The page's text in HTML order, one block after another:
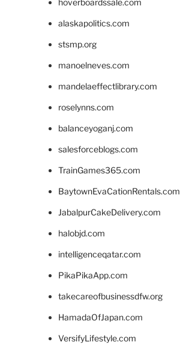
hoverboardssale.com
alaskapolitics.com
stsmp.org
manoelneves.com
mandelaeffectlibrary.com
roselynns.com
balanceyoganj.com
salesforceblogs.com
TrainGames365.com
BaytownEvaCationRentals.com
JabalpurCakeDelivery.com
halobjd.com
intelligenceqatar.com
PikaPikaApp.com
takecareofbusinessdfw.org
HamadaOfJapan.com
VersifyLifestyle.com